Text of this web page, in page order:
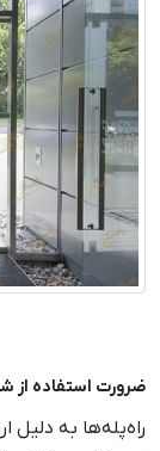
ضرورت استفاده از
راه‌پله‌ها به دلیل